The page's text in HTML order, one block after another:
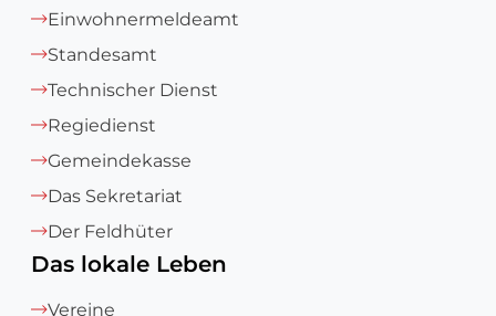
Einwohnermeldeamt
Standesamt
Technischer Dienst
Regiedienst
Gemeindekasse
Das Sekretariat
Der Feldhüter
Das lokale Leben
Vereine